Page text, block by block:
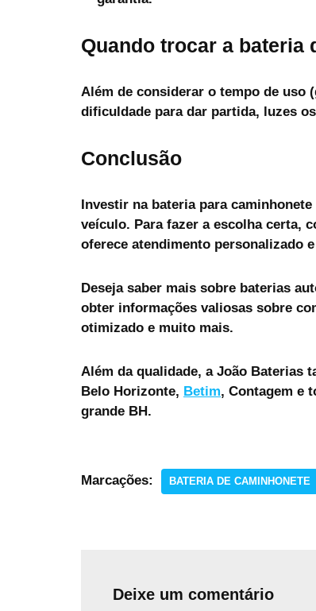
Quando trocar a bateria
Além de considerar o tempo de uso
dificuldade para dar partida, luzes
Conclusão
Investir na bateria para caminhonete
veículo. Para fazer a escolha certa,
oferece atendimento personalizado
Deseja saber mais sobre baterias
obter informações valiosas sobre
otimizado e muito mais.
Além da qualidade, a João Baterias
Belo Horizonte, Betim, Contagem e
grande BH.
Marcações: BATERIA DE CAMINHONETE
Deixe um comentário